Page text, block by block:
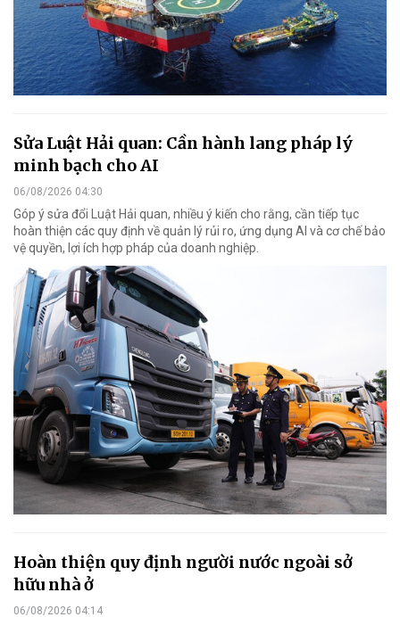
Sửa Luật Hải quan: Cần hành lang pháp lý
minh bạch cho AI
06/08/2026 04:30
Góp ý sửa đổi Luật Hải quan, nhiều ý kiến cho rằng, cần tiếp tục
hoàn thiện các quy định về quản lý rủi ro, ứng dụng AI và cơ chế bảo
vệ quyền, lợi ích hợp pháp của doanh nghiệp.
Hoàn thiện quy định người nước ngoài sở
hữu nhà ở
06/08/2026 04:14